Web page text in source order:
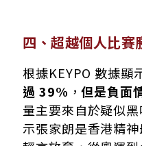
四、超越個人比賽
根據KEYPO 數據顯
過 39% ，但是負面
量主要來自於疑似
示張家朗是香港精